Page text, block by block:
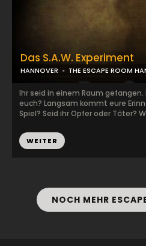
Das S.A.W. Experiment
HANNOVER THE ESCAPE ROOM
Ihr seid in einem Raum
euch? Langsam kommt eure
Spiel? Seid ihr Opfer oder Täter?
WEITER
NOCH MEHR